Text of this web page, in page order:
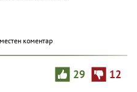
коментар
29 12